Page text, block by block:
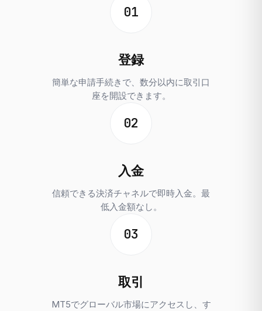
01
登録
簡単な申請手続きで、数分以内に取引口
座を開設できます。
02
入金
信頼できる決済チャネルで即時入金。最
低入金額なし。
03
取引
MT5でグローバル市場にアクセスし、す